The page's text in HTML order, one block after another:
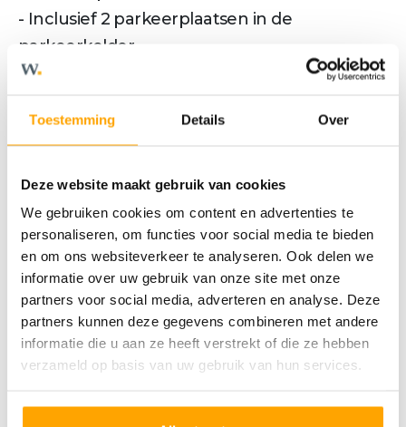
Toestemming Details Over
Deze website maakt gebruik van cookies
We gebruiken cookies om content en advertenties te
personaliseren, om functies voor social media te bieden
en om ons websiteverkeer te analyseren. Ook delen we
informatie over uw gebruik van onze site met onze
partners voor social media, adverteren en analyse. Deze
partners kunnen deze gegevens combineren met andere
informatie die u aan ze heeft verstrekt of die ze hebben
verzameld op basis van uw gebruik van hun services.
- Inclusief 2 parkeerplaatsen in de
parkeerkelder
- Energielabel A+++
nabij het Valkenbergpark
nieuwbouwproject Central Park 076 te Breda
------------------------------------------
CENTRAL PARK 076
Wonen in een iconisch nieuwbouw­project in
het hart van Breda?
Central Park 076, gelegen aan het
Valkenbergpark, biedt een bijzondere mix
aan woningen. Van compacte